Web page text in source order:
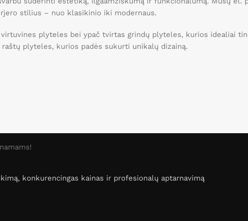
stilius – nuo klasikinio iki modernaus.
plyteles bei ypač tvirtas grindų plyteles, kurios idealiai
plyteles, kurios padės sukurti unikalų dizainą.
konkurencingas kainas ir profesionalų aptarnavimą